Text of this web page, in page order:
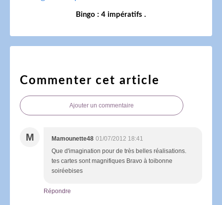
Bingo : 4 impératifs .
Commenter cet article
Ajouter un commentaire
M Mamounette48 01/07/2012 18:41
Que d'imagination pour de très belles réalisations.
tes cartes sont magnifiques Bravo à toibonne
soiréebises
Répondre